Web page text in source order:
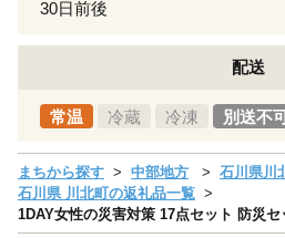
30日前後
配送
常温 冷蔵 冷凍 別送不
まちから探す 中部地方
石川県川
石川県 川北町の返礼品一覧
1DAY女性の災害対策 17点セット 防災